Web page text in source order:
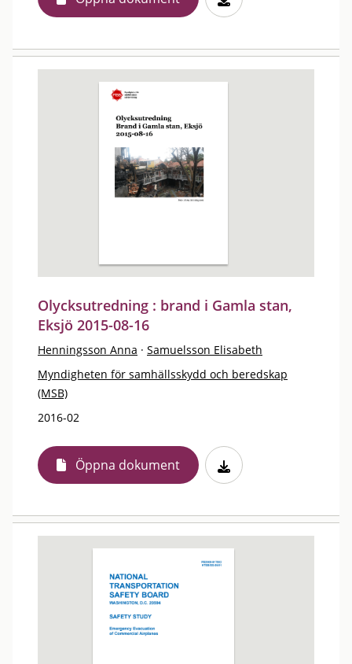
Olycksutredning : brand i Gamla stan,
Eksjö 2015-08-16
Henningsson Anna · Samuelsson Elisabeth
Myndigheten för samhällsskydd och beredskap
(MSB)
2016-02
Öppna dokument